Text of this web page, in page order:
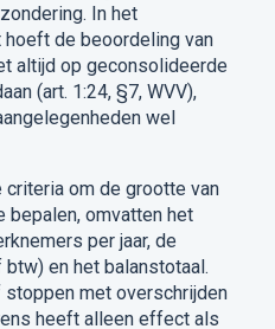
In het
de beoordeling van
altijd op geconsolideerde
(art. 1:24, §7, WVV),
wel
criteria om de grootte van
bepalen, omvatten het
per jaar, de
en het balanstotaal.
met overschrijden
heeft alleen effect als